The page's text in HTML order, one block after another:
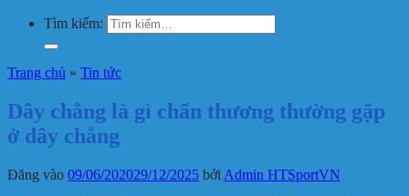
Tìm kiếm:
Trang chủ » Tin tức
Dây chằng là gì chấn thương thường gặp
ở dây chằng
Đăng vào 09/06/202029/12/2025 bởi Admin HTSportVN